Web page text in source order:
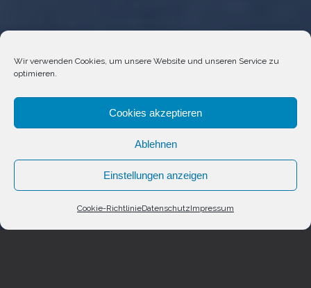
Wir verwenden Cookies, um unsere Website und unseren Service zu
optimieren.
Cookies akzeptieren
Ablehnen
Einstellungen anzeigen
Cookie-RichtlinieDatenschutzImpressum
Anrufen Jetzt Buchen Whatsapp